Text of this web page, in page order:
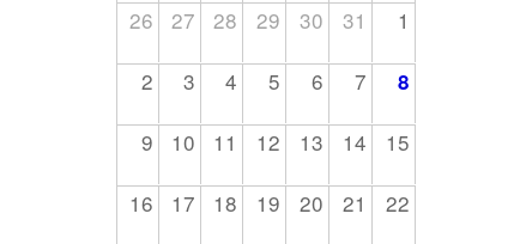
26 27 28 29 30 31 1
2 3 4 5 6 7 8
9 10 11 12 13 14 15
16 17 18 19 20 21 22